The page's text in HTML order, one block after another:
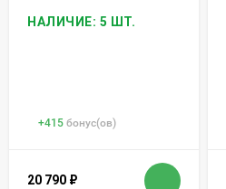
НАЛИЧИЕ: 5 ШТ.
+415 бонус(ов)
20 790 ₽